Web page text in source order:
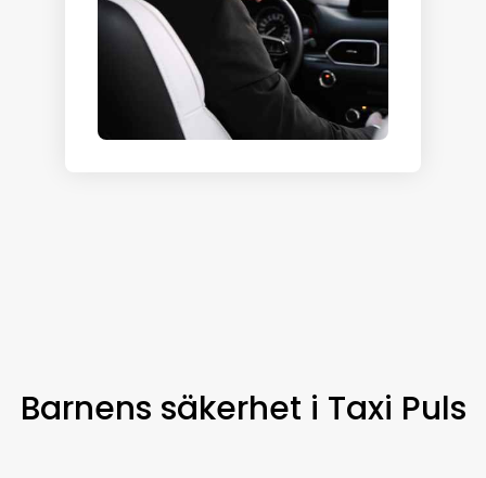
Barnens säkerhet i Taxi Puls